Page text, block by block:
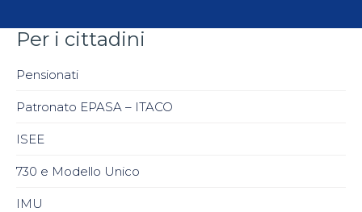
Per i cittadini
Pensionati
Patronato EPASA – ITACO
ISEE
730 e Modello Unico
IMU